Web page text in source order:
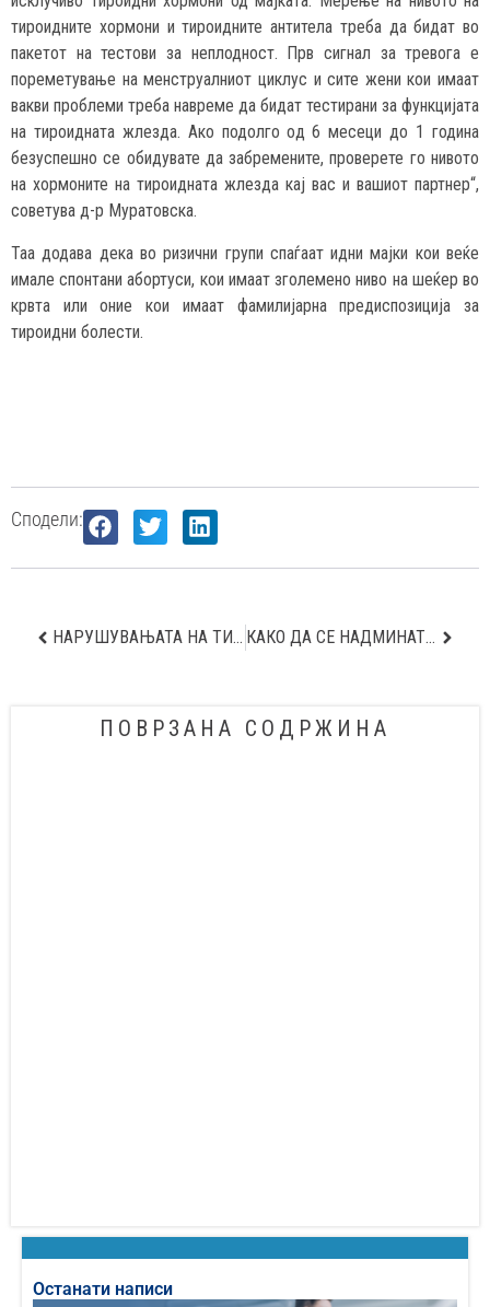
тироидните хормони и тироидните антитела треба да бидат во
пакетот на тестови за неплодност. Прв сигнал за тревога е
пореметување на менструалниот циклус и сите жени кои имаат
вакви проблеми треба навреме да бидат тестирани за функцијата
на тироидната жлезда. Ако подолго од 6 месеци до 1 година
безуспешно се обидувате да забремените, проверете го нивото
на хормоните на тироидната жлезда кај вас и вашиот партнер“,
советува д-р Муратовска.
Таа додава дека во ризични групи спаѓаат идни мајки кои веќе
имале спонтани абортуси, кои имаат зголемено ниво на шеќер во
крвта или оние кои имаат фамилијарна предиспозиција за
тироидни болести.
Сподели:
НАРУШУВАЊАТА НА ТИРОИДНАТА ЖЛЕЗДА И НИВНОТО ВЛИЈАНИЕ ВO ТЕКОТ НА БРЕМЕНОСТА КАКО ДА СЕ НАДМИНАТ СТРАВОВИТЕ ВО МОДЕРНОТО ЖИВЕЕЊЕ?
ПОВРЗАНА СОДРЖИНА
Останати написи